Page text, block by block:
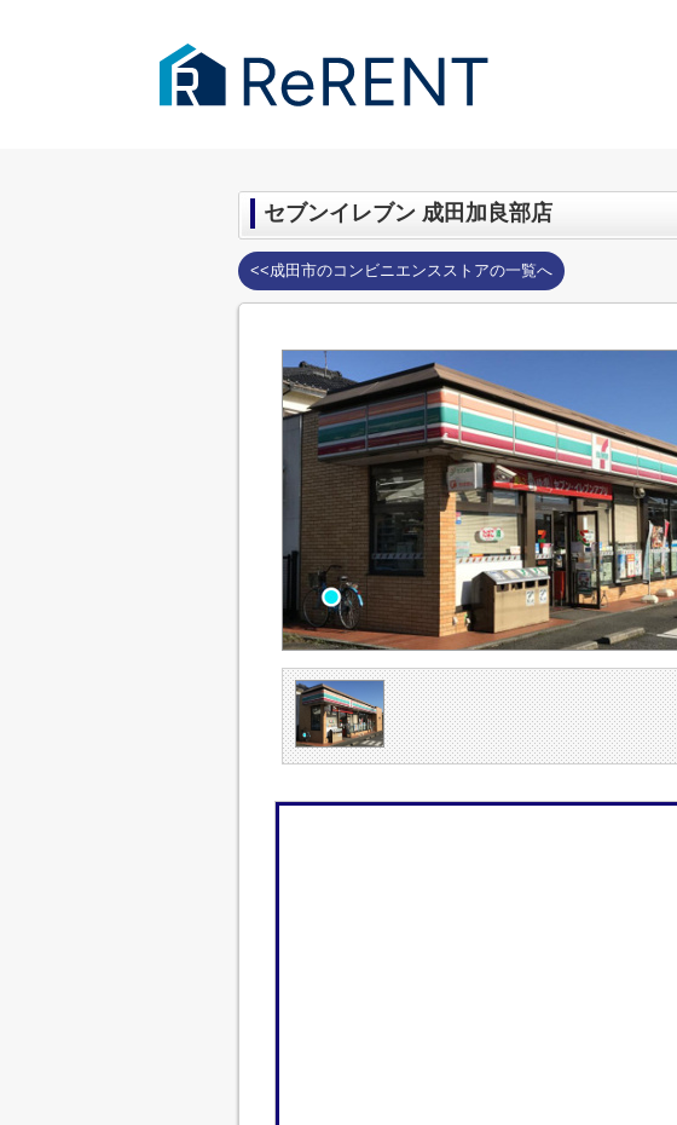
セブンイレブン 成田加良部店
<<成田市のコンビニエンスストアの一覧へ